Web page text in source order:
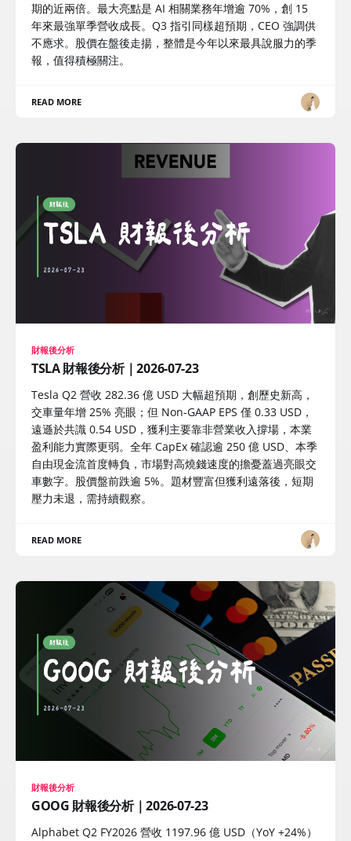
期的近兩倍。最大亮點是 AI 相關業務年增逾 70%，創 15
年來最強單季營收成長。Q3 指引同樣超預期，CEO 強調供
不應求。股價在盤後走揚，整體是今年以來最具說服力的季
報，值得積極關注。
READ MORE
財報後分析
TSLA 財報後分析｜2026-07-23
Tesla Q2 營收 282.36 億 USD 大幅超預期，創歷史新高，
交車量年增 25% 亮眼；但 Non-GAAP EPS 僅 0.33 USD，
遠遜於共識 0.54 USD，獲利主要靠非營業收入撐場，本業
盈利能力實際更弱。全年 CapEx 確認逾 250 億 USD、本季
自由現金流首度轉負，市場對高燒錢速度的擔憂蓋過亮眼交
車數字。股價盤前跌逾 5%。題材豐富但獲利遠落後，短期
壓力未退，需持續觀察。
READ MORE
財報後分析
GOOG 財報後分析｜2026-07-23
Alphabet Q2 FY2026 營收 1197.96 億 USD（YoY +24%）